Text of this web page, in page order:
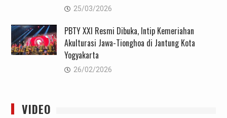
25/03/2026
PBTY XXI Resmi Dibuka, Intip Kemeriahan
Akulturasi Jawa-Tionghoa di Jantung Kota
Yogyakarta
26/02/2026
VIDEO